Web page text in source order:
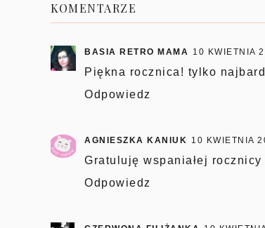
KOMENTARZE
BASIA RETRO MAMA 10 KWIETNIA
Piękna rocznica! tylko
Odpowiedz
AGNIESZKA KANIUK 10 KWIETNIA
Gratuluję wspaniałej
Odpowiedz